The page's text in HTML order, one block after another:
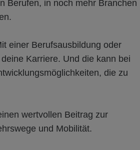
Berufen, in noch mehr Branchen
einer Berufsausbildung oder
Karriere. Und die kann bei
die zu
wertvollen Beitrag zur
und Mobilität.